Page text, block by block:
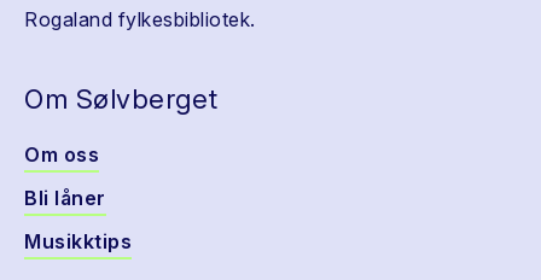
Rogaland fylkesbibliotek.
Om Sølvberget
Om oss
Bli låner
Musikktips